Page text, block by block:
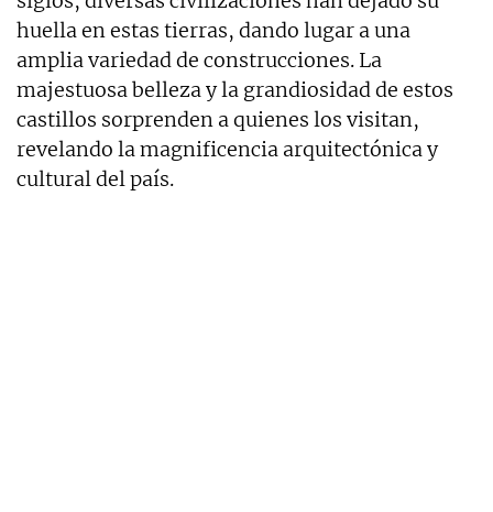
huella en estas tierras, dando lugar a una
amplia variedad de construcciones. La
majestuosa belleza y la grandiosidad de estos
castillos sorprenden a quienes los visitan,
revelando la magnificencia arquitectónica y
cultural del país.